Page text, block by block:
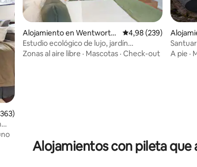
promedio: 4,98 de 5. 363 evaluaciones
Alojamiento en Wentworth
Falls
Calificación
4,98 (239)
Estudio ecológico de lujo, jardín
comestible, gallinas
Zonas al aire libre · Mascotas · Check-out
r
A pie ·
Alojamientos con pileta que